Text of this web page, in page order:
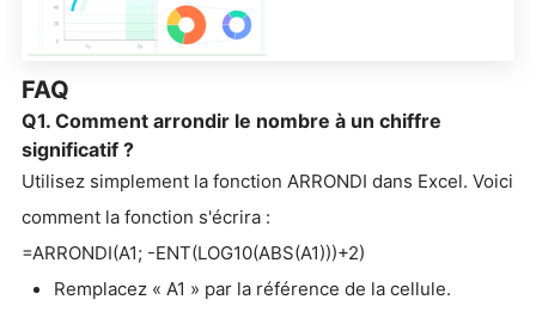
FAQ
Q1. Comment arrondir le nombre à un chiffre
significatif ?
Utilisez simplement la fonction ARRONDI dans Excel. Voici
comment la fonction s'écrira :
=ARRONDI(A1; -ENT(LOG10(ABS(A1)))+2)
Remplacez « A1 » par la référence de la cellule.